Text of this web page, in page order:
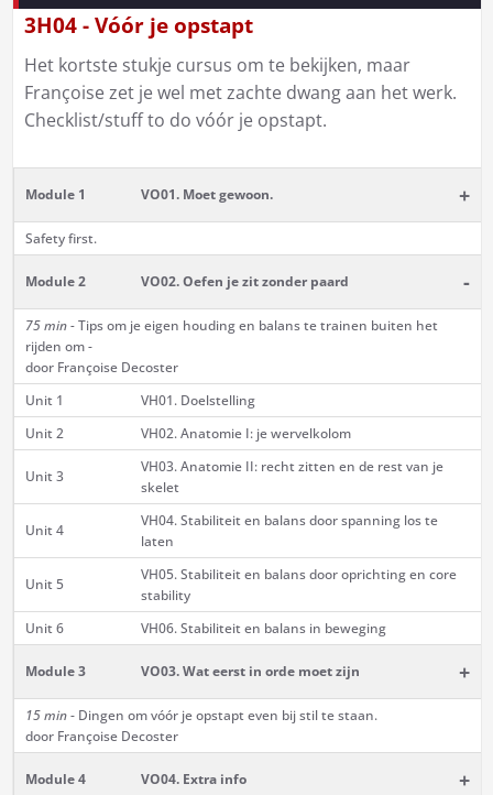
3H04 - Vóór je opstapt
Het kortste stukje cursus om te bekijken, maar
Françoise zet je wel met zachte dwang aan het werk.
Checklist/stuff to do vóór je opstapt.
Module 1 VO01. Moet gewoon. +
Safety first.
Module 2 VO02. Oefen je zit zonder paard -
75 min -Tips om je eigen houding en balans te trainen buiten het
rijden om -
door Françoise Decoster
Unit 1
VH01. Doelstelling
Unit 2
VH02. Anatomie I: je wervelkolom
Unit 3
VH03. Anatomie II: recht zitten en de rest van je
skelet
Unit 4
VH04. Stabiliteit en balans door spanning los te
laten
Unit 5
VH05. Stabiliteit en balans door oprichting en core
stability
Unit 6
VH06. Stabiliteit en balans in beweging
Module 3 VO03. Wat eerst in orde moet zijn +
15 min- Dingen om vóór je opstapt even bij stil te staan.
door Françoise Decoster
Module 4 VO04. Extra info +